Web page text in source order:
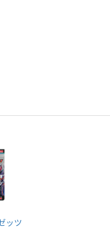
ッツ